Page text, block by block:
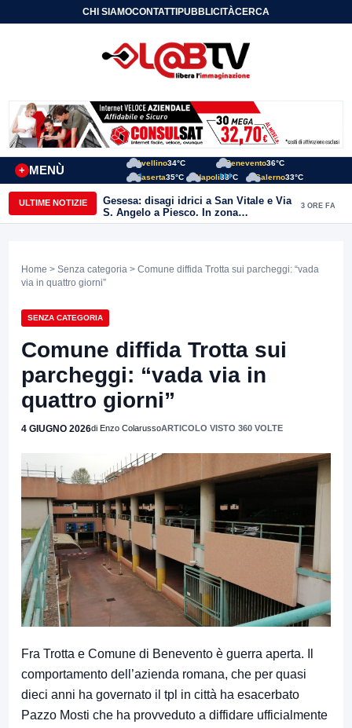
CHI SIAMOCONTATTIPUBBLICITÀCERCA
MENÙ
+
Avellino34°C Benevento36°C
Caserta35°C Napoli33°C Salerno33°C
ULTIME NOTIZIE
Gesesa: disagi idrici a San Vitale e Via
S. Angelo a Piesco. In zona
posizionata l’autobotte
3 ORE FA
Home > Senza categoria > Comune diffida Trotta sui parcheggi: “vada
via in quattro giorni”
SENZA CATEGORIA
Comune diffida Trotta sui
parcheggi: “vada via in
quattro giorni”
4 GIUGNO 2026di Enzo ColarussoARTICOLO VISTO 360 VOLTE
Fra Trotta e Comune di Benevento è guerra aperta. Il
comportamento dell’azienda romana, che per quasi
dieci anni ha governato il tpl in città ha esacerbato
Pazzo Mosti che ha provveduto a diffidare ufficialmente